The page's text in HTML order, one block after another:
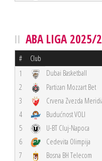
ABA LIGA 2025/
# Club
1 Dubai Basketball
2
Partizan Mozzart Bet
3
Crvena Zvezda
4
Budućnost VOLI
5
U-BT Cluj-Napoca
6
Cedevita Olimpija
7
Bosna BH Telecom